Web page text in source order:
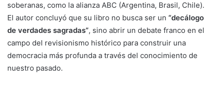
soberanas, como la alianza ABC (Argentina, Brasil, Chile).
El autor concluyó que su libro no busca ser un “decálogo
de verdades sagradas”, sino abrir un debate franco en el
campo del revisionismo histórico para construir una
democracia más profunda a través del conocimiento de
nuestro pasado.